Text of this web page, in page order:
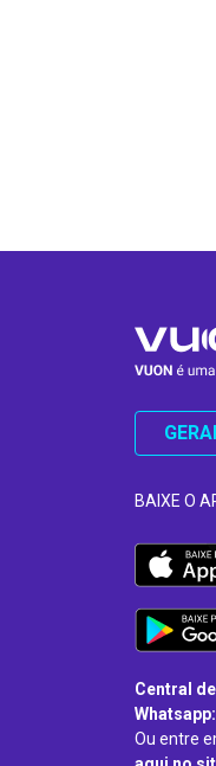
BAIXE O
Central
Ou entre